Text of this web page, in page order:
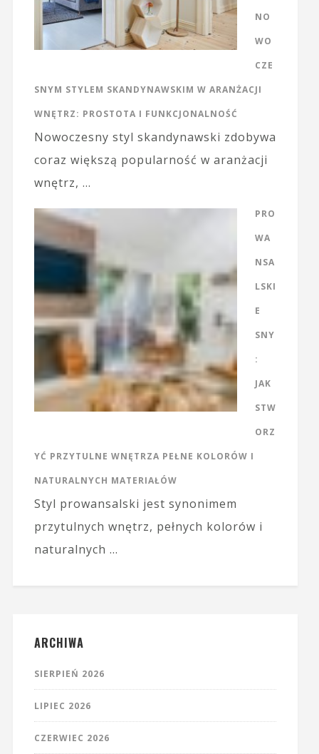
NO
WO
CZE
SNYM STYLEM SKANDYNAWSKIM W ARANŻACJI
WNĘTRZ: PROSTOTA I FUNKCJONALNOŚĆ
Nowoczesny styl skandynawski zdobywa
coraz większą popularność w aranżacji
wnętrz, …
PRO
WA
NSA
LSKI
E
SNY
:
JAK
STW
ORZ
YĆ PRZYTULNE WNĘTRZA PEŁNE KOLORÓW I
NATURALNYCH MATERIAŁÓW
Styl prowansalski jest synonimem
przytulnych wnętrz, pełnych kolorów i
naturalnych …
ARCHIWA
SIERPIEŃ 2026
LIPIEC 2026
CZERWIEC 2026